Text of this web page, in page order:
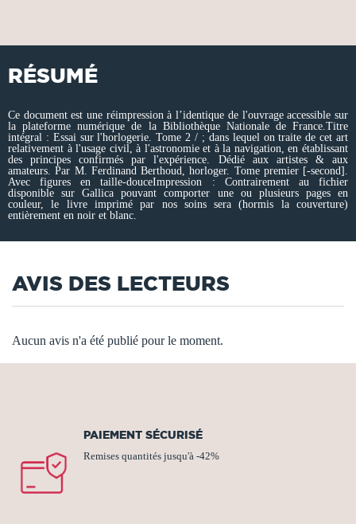
RÉSUMÉ
Ce document est une réimpression à l’identique de l'ouvrage accessible sur
la plateforme numérique de la Bibliothèque Nationale de France.Titre
intégral : Essai sur l'horlogerie. Tome 2 / ; dans lequel on traite de cet art
relativement à l'usage civil, à l'astronomie et à la navigation, en établissant
des principes confirmés par l'expérience. Dédié aux artistes & aux
amateurs. Par M. Ferdinand Berthoud, horloger. Tome premier [-second].
Avec figures en taille-douceImpression : Contrairement au fichier
disponible sur Gallica pouvant comporter une ou plusieurs pages en
couleur, le livre imprimé par nos soins sera (hormis la couverture)
entièrement en noir et blanc.
AVIS DES LECTEURS
Aucun avis n'a été publié pour le moment.
PAIEMENT SÉCURISÉ
Remises quantités jusqu'à -42%